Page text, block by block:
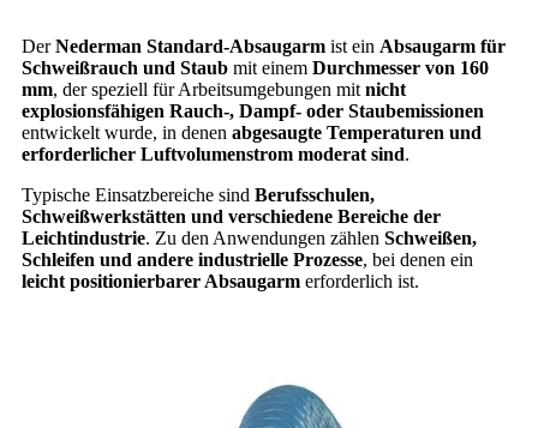
DerNederman Standard-Absaugarm ist ein Absaugarm für
Schweißrauch und Staub mit einem Durchmesser von 160
mm, der speziell für Arbeitsumgebungen mit nicht
explosionsfähigen Rauch-, Dampf- oder Staubemissionen
entwickelt wurde, in denen abgesaugte Temperaturen und
erforderlicher Luftvolumenstrom moderat sind.
Typische Einsatzbereiche sind Berufsschulen,
Schweißwerkstätten und verschiedene Bereiche der
Leichtindustrie. Zu den Anwendungen zählen Schweißen,
Schleifen und andere industrielle Prozesse, bei denen ein
leicht positionierbarer Absaugarm erforderlich ist.